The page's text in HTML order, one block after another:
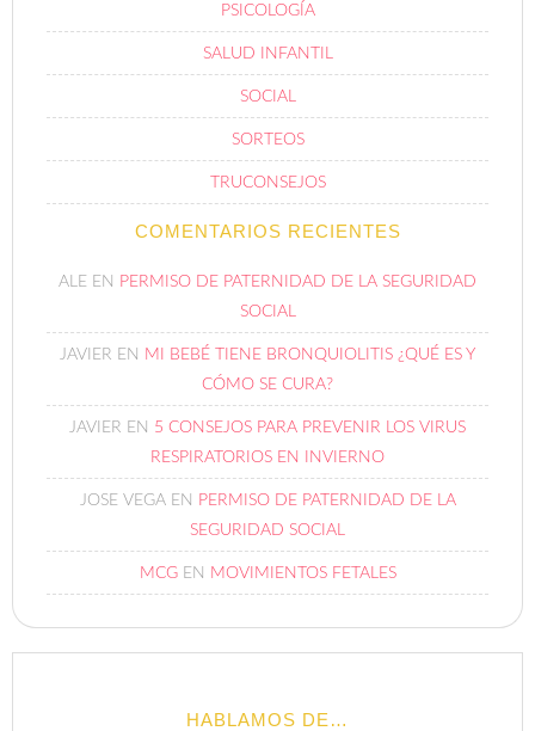
PSICOLOGÍA
SALUD INFANTIL
SOCIAL
SORTEOS
TRUCONSEJOS
COMENTARIOS RECIENTES
ALE EN PERMISO DE PATERNIDAD DE LA SEGURIDAD
SOCIAL
JAVIER EN MI BEBÉ TIENE BRONQUIOLITIS ¿QUÉ ES Y
CÓMO SE CURA?
JAVIER EN 5 CONSEJOS PARA PREVENIR LOS VIRUS
RESPIRATORIOS EN INVIERNO
JOSE VEGAEN PERMISO DE PATERNIDAD DE LA
SEGURIDAD SOCIAL
MCGEN MOVIMIENTOS FETALES
HABLAMOS DE…